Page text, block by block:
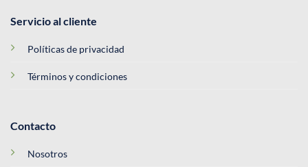
Servicio al cliente
Políticas de privacidad
Términos y condiciones
Contacto
Nosotros